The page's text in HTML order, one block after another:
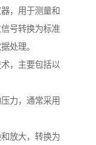
，用于测量和
号转换为标准
处理。
，主要包括以
力，通常采用
放大，转换为